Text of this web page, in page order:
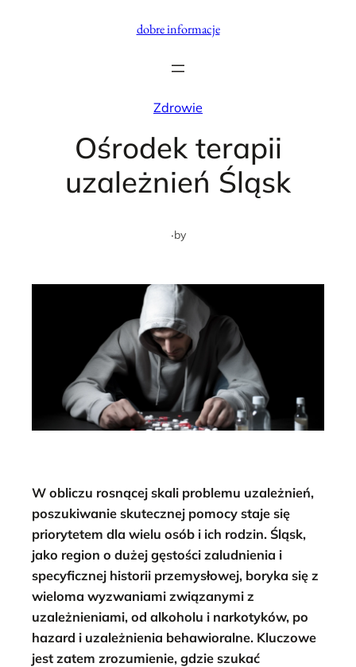
dobre informacje
Zdrowie
Ośrodek terapii
uzależnień Śląsk
·by
W obliczu rosnącej skali problemu uzależnień,
poszukiwanie skutecznej pomocy staje się
priorytetem dla wielu osób i ich rodzin. Śląsk,
jako region o dużej gęstości zaludnienia i
specyficznej historii przemysłowej, boryka się z
wieloma wyzwaniami związanymi z
uzależnieniami, od alkoholu i narkotyków, po
hazard i uzależnienia behawioralne. Kluczowe
jest zatem zrozumienie, gdzie szukać